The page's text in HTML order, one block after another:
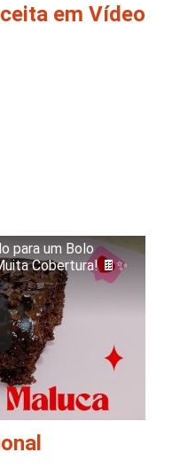
em Vídeo
para um Bolo
Cobertura! 🍫✨